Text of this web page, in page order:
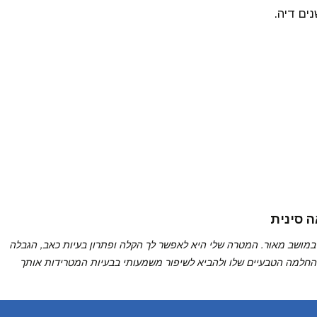
דיה.
סינית
מאור. המטרה שלי היא לאפשר לך הקלה ופתרון בעיות כאב, הגבלה
הטבעיים שלו ולהביא לשיפור משמעותי בבעיות המטרידות אותך